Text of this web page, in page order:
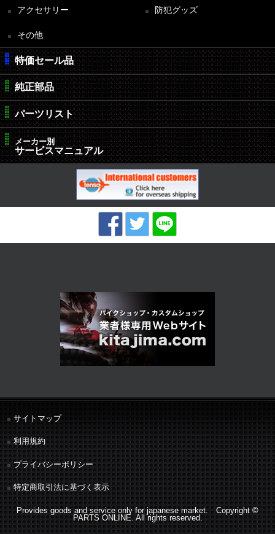
アクセサリー 防犯グッズ
その他
特価セール品
純正部品
パーツリスト
メーカー別
サービスマニュアル
サイトマップ
利用規約
プライバシーポリシー
特定商取引法に基づく表示
Provides goods and service only for japanese market. Copyright ©
PARTS ONLINE. All rights reserved.